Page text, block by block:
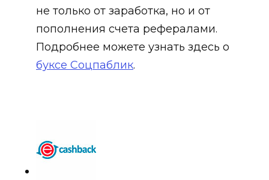
не только от заработка, но и от
пополнения счета рефералами.
Подробнее можете узнать здесь о
буксе Соцпаблик.